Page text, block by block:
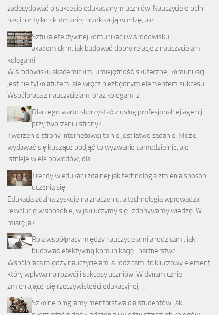
zadecydować o sukcesie edukacyjnym uczniów. Nauczyciele pełni
pasji nie tylko skuteczniej przekazują wiedzę, ale …
Sztuka efektywnej komunikacji w środowisku
akademickim: jak budować dobre relacje z nauczycielami i
kolegami
W środowisku akademickim, umiejętność skutecznej komunikacji
jest nie tylko atutem, ale wręcz niezbędnym elementem sukcesu.
Współpraca z nauczycielami oraz kolegami z …
Dlaczego warto skorzystać z usług profesjonalnej agencji
przy tworzeniu strony?
Tworzenie strony internetowej to nie jest łatwe zadanie. Może
wydawać się kuszące podjąć to wyzwanie samodzielnie, ale
istnieje wiele powodów, dla …
Trendy w edukacji zdalnej: jak technologia zmienia sposób
uczenia się
Edukacja zdalna zyskuje na znaczeniu, a technologia wprowadza
rewolucję w sposobie, w jaki uczymy się i zdobywamy wiedzę. W
miarę jak …
Rola współpracy między nauczycielami a rodzicami: jak
budować efektywną komunikację i partnerstwo
Współpraca między nauczycielami a rodzicami to kluczowy element,
który wpływa na rozwój i sukcesy uczniów. W dynamicznie
zmieniającej się rzeczywistości edukacyjnej, …
Szkolne programy mentorstwa dla studentów: jak